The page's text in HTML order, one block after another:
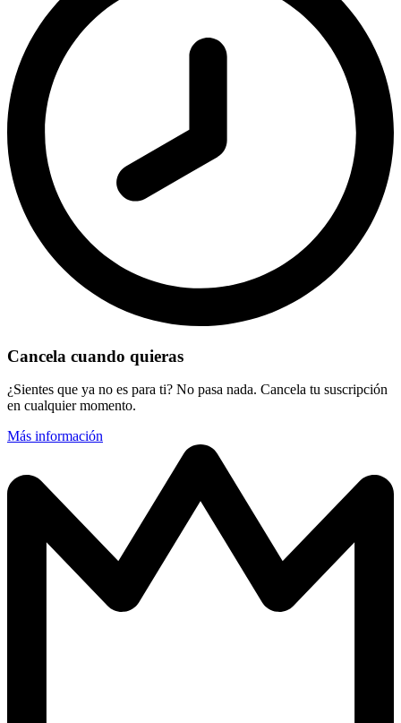
Cancela cuando quieras
¿Sientes que ya no es para ti? No pasa nada. Cancela tu suscripción
en cualquier momento.
Más información